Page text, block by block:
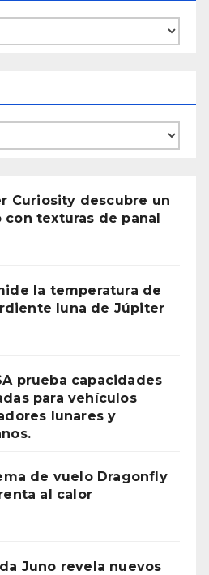
Curiosity descubre un
con texturas de panal
la temperatura de
luna de Júpiter
prueba capacidades
para vehículos
lunares y
de vuelo Dragonfly
al calor
Juno revela nuevos